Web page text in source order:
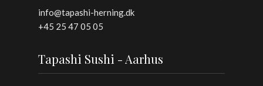
info@tapashi-herning.dk
+45 25 47 05 05
Tapashi Sushi - Aarhus